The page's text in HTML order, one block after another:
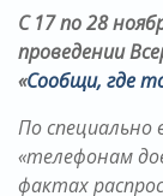
С 17 по 28
проведении
«Сообщи, где
По
«телефонам
фактах